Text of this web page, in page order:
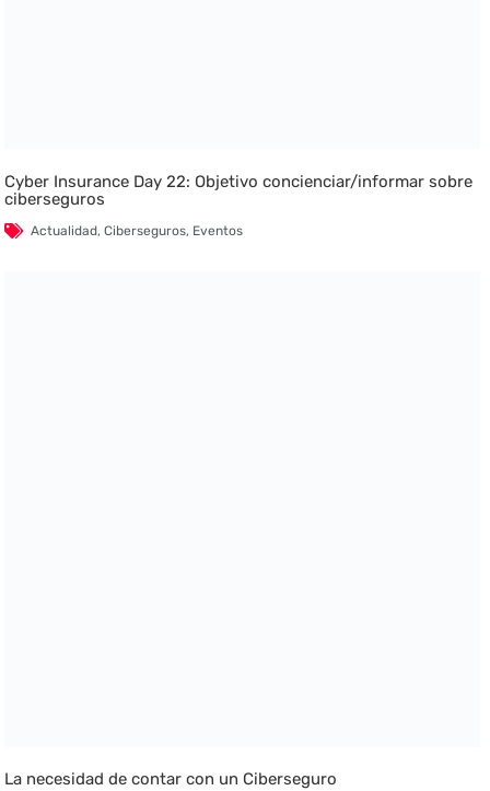
Cyber Insurance Day 22: Objetivo concienciar/informar sobre
ciberseguros
Actualidad,Ciberseguros, Eventos
La necesidad de contar con un Ciberseguro